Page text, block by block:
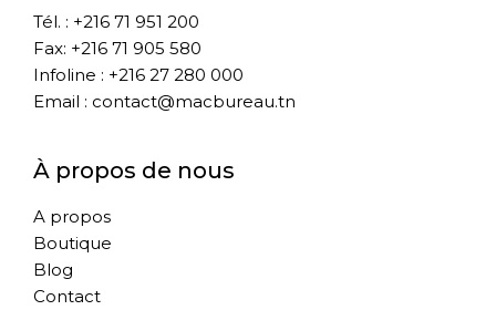
Tél. : +216 71 951 200
Fax: +216 71 905 580
Infoline : +216 27 280 000
Email : contact@macbureau.tn
À propos de nous
A propos
Boutique
Blog
Contact